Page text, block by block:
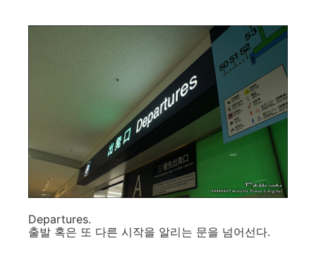
Departures.
출발 혹은 또 다른 시작을 알리는 문을 넘어선다.